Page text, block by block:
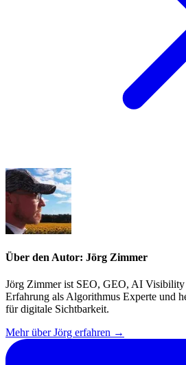
Über den Autor: Jörg Zimmer
Jörg Zimmer ist SEO, GEO, AI Visibility
Erfahrung als Algorithmus Experte und
für digitale Sichtbarkeit.
Mehr über Jörg erfahren →